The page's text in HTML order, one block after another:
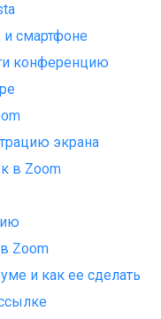
смартфоне
конференцию
экрана
в Zoom
Zoom
и как ее сделать